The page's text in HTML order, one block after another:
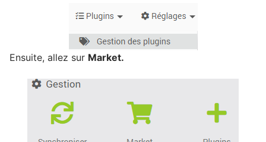
Ensuite, allez sur Market.